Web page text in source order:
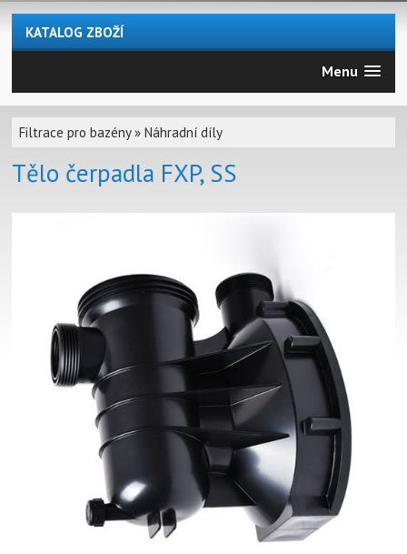
KATALOG ZBOŽÍ
Menu
Filtrace pro bazény»Náhradní díly
Tělo čerpadla FXP, SS